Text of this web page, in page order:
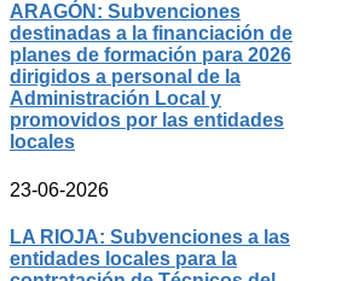
ARAGÓN: Subvenciones
destinadas a la financiación de
planes de formación para 2026
dirigidos a personal de la
Administración Local y
promovidos por las entidades
locales
23-06-2026
LA RIOJA: Subvenciones a las
entidades locales para la